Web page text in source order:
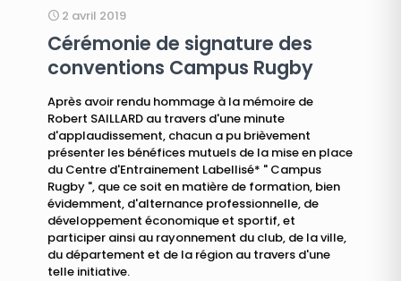
2 avril 2019
Cérémonie de signature des
conventions Campus Rugby
Après avoir rendu hommage à la mémoire de
Robert SAILLARD au travers d'une minute
d'applaudissement, chacun a pu brièvement
présenter les bénéfices mutuels de la mise en place
du Centre d'Entrainement Labellisé* " Campus
Rugby ", que ce soit en matière de formation, bien
évidemment, d'alternance professionnelle, de
développement économique et sportif, et
participer ainsi au rayonnement du club, de la ville,
du département et de la région au travers d'une
telle initiative.